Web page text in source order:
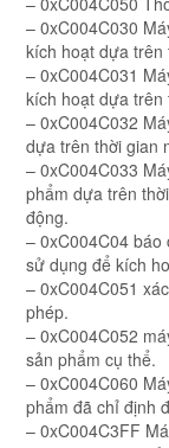
– 0xC004C030
kích hoạt dựa trên
– 0xC004C031
kích hoạt dựa trên
– 0xC004C032
dựa trên thời gian
– 0xC004C033
phẩm dựa trên
động.
– 0xC004C04
sử dụng để kích
– 0xC004C051
phép.
– 0xC004C052
sản phẩm cụ thể.
– 0xC004C060
phẩm đã chỉ định
– 0xC004C3FF